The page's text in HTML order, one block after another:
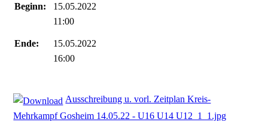
Beginn:
15.05.2022
11:00
Ende:
15.05.2022
16:00
Ausschreibung u. vorl. Zeitplan Kreis-
Mehrkampf Gosheim 14.05.22 - U16 U14 U12_1_1.jpg